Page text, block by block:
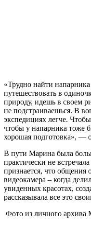
«Трудно найти
путешествовать в
природу, идешь в своем
не подстраиваешься. В
экспедициях легче.
чтобы у напарника тоже
хорошая подготовка», —
В пути Марина была
практически не
признается, что общения
видеокамера – когда
увиденных красотах,
рассказывала все это
Фото из личного